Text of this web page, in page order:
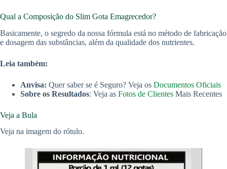
Qual a Composição do Slim Gota Emagrecedor?
Basicamente, o segredo da nossa fórmula está no método de fabricação
e dosagem das substâncias, além da qualidade dos nutrientes.
Leia também:
Anvisa: Quer saber se é Seguro? Veja os Documentos Oficiais
Sobre os Resultados: Veja as Fotos de Clientes Mais Recentes
Veja a Bula
Veja na imagem do rótulo.